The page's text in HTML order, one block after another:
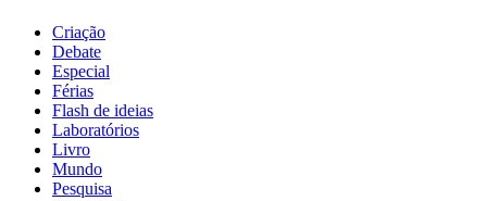
Criação
Debate
Especial
Férias
Flash de ideias
Laboratórios
Livro
Mundo
Pesquisa